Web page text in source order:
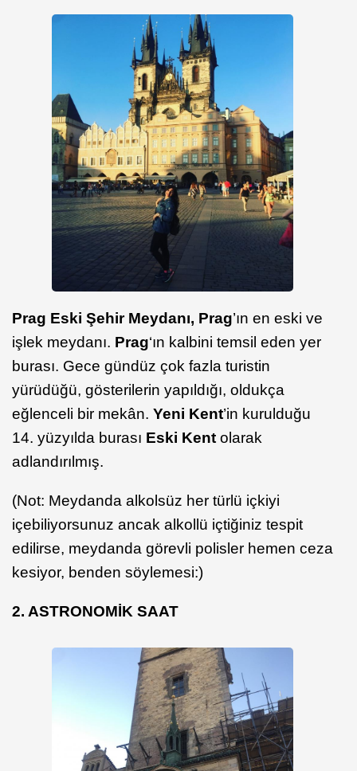
Prag Eski Şehir Meydanı, Prag’ın en eski ve
işlek meydanı. Prag‘ın kalbini temsil eden yer
burası. Gece gündüz çok fazla turistin
yürüdüğü, gösterilerin yapıldığı, oldukça
eğlenceli bir mekân. Yeni Kent’in kurulduğu
14. yüzyılda burası Eski Kent olarak
adlandırılmış.
(Not: Meydanda alkolsüz her türlü içkiyi
içebiliyorsunuz ancak alkollü içtiğiniz tespit
edilirse, meydanda görevli polisler hemen ceza
kesiyor, benden söylemesi:)
2. ASTRONOMİK SAAT